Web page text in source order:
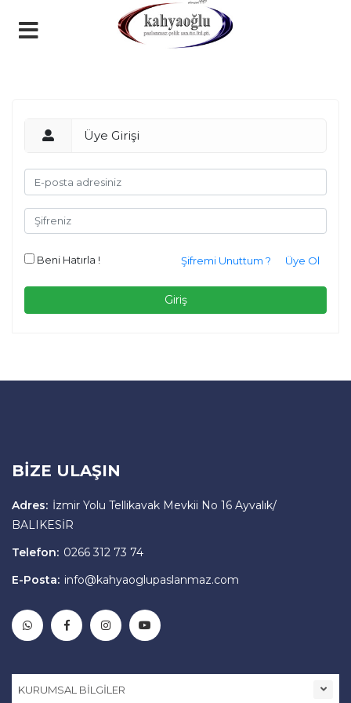
Üye Girişi
Beni Hatırla ! Üye Ol
Şifremi Unuttum ?
BİZE ULAŞIN
Adres: İzmir Yolu Tellikavak Mevkii No 16 Ayvalık/
BALIKESİR
Telefon: 0266 312 73 74
E-Posta: info@kahyaoglupaslanmaz.com
KURUMSAL BİLGİLER